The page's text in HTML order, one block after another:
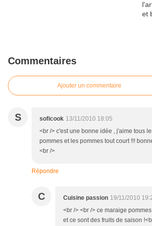
Commentaires
Ajouter un commentaire
S soficook 13/11/2010 18:05
<br /> c'est une bonne idée , j'aime tous
pommes et les pommes tout court !!!
<br />
Répondre
C Cuisine passion 19/11/2010
<br /> <br /> ce maraige
et ce sont des fruits de saison